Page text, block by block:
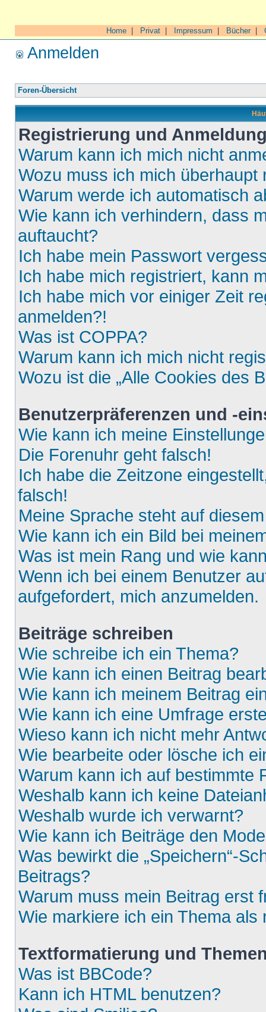
Home Privat Impressum Bücher|
Anmelden
Foren-Übersicht
Registrierung und
Warum kann ich mich nicht
Wozu muss ich mich überhaupt
Warum werde ich automatisch
Wie kann ich verhindern, dass
auftaucht?
Ich habe mein Passwort
Ich habe mich registriert, kann
Ich habe mich vor einiger Zeit
anmelden?!
Was ist COPPA?
Warum kann ich mich nicht
Wozu ist die „Alle Cookies des
Benutzerpräferenzen und -
Wie kann ich meine
Die Forenuhr geht falsch!
Ich habe die Zeitzone
falsch!
Meine Sprache steht auf
Wie kann ich ein Bild bei
Was ist mein Rang und wie
Wenn ich bei einem Benutzer
aufgefordert, mich anzumelden.
Beiträge schreiben
Wie schreibe ich ein Thema?
Wie kann ich einen Beitrag
Wie kann ich meinem Beitrag
Wie kann ich eine Umfrage
Wieso kann ich nicht mehr
Wie bearbeite oder lösche ich
Warum kann ich auf bestimmte
Weshalb kann ich keine
Weshalb wurde ich verwarnt?
Wie kann ich Beiträge den
Was bewirkt die „Speichern“-
Beitrags?
Warum muss mein Beitrag erst
Wie markiere ich ein Thema als
Textformatierung und
Was ist BBCode?
Kann ich HTML benutzen?